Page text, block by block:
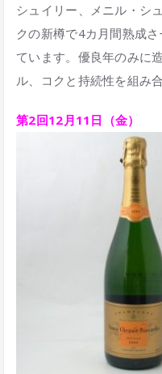
シュイリー、メニル・シ
クの新樽で4カ月間熟成
ています。優良年のみに
ル、コクと持続性を組み
第2回12 月11 日（金）